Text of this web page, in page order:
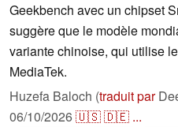
Geekbench avec un chipset
suggère que le modèle
variante chinoise, qui utilise
MediaTek.
Huzefa Baloch (traduit par
06/10/2026🇺🇸🇩🇪 ...